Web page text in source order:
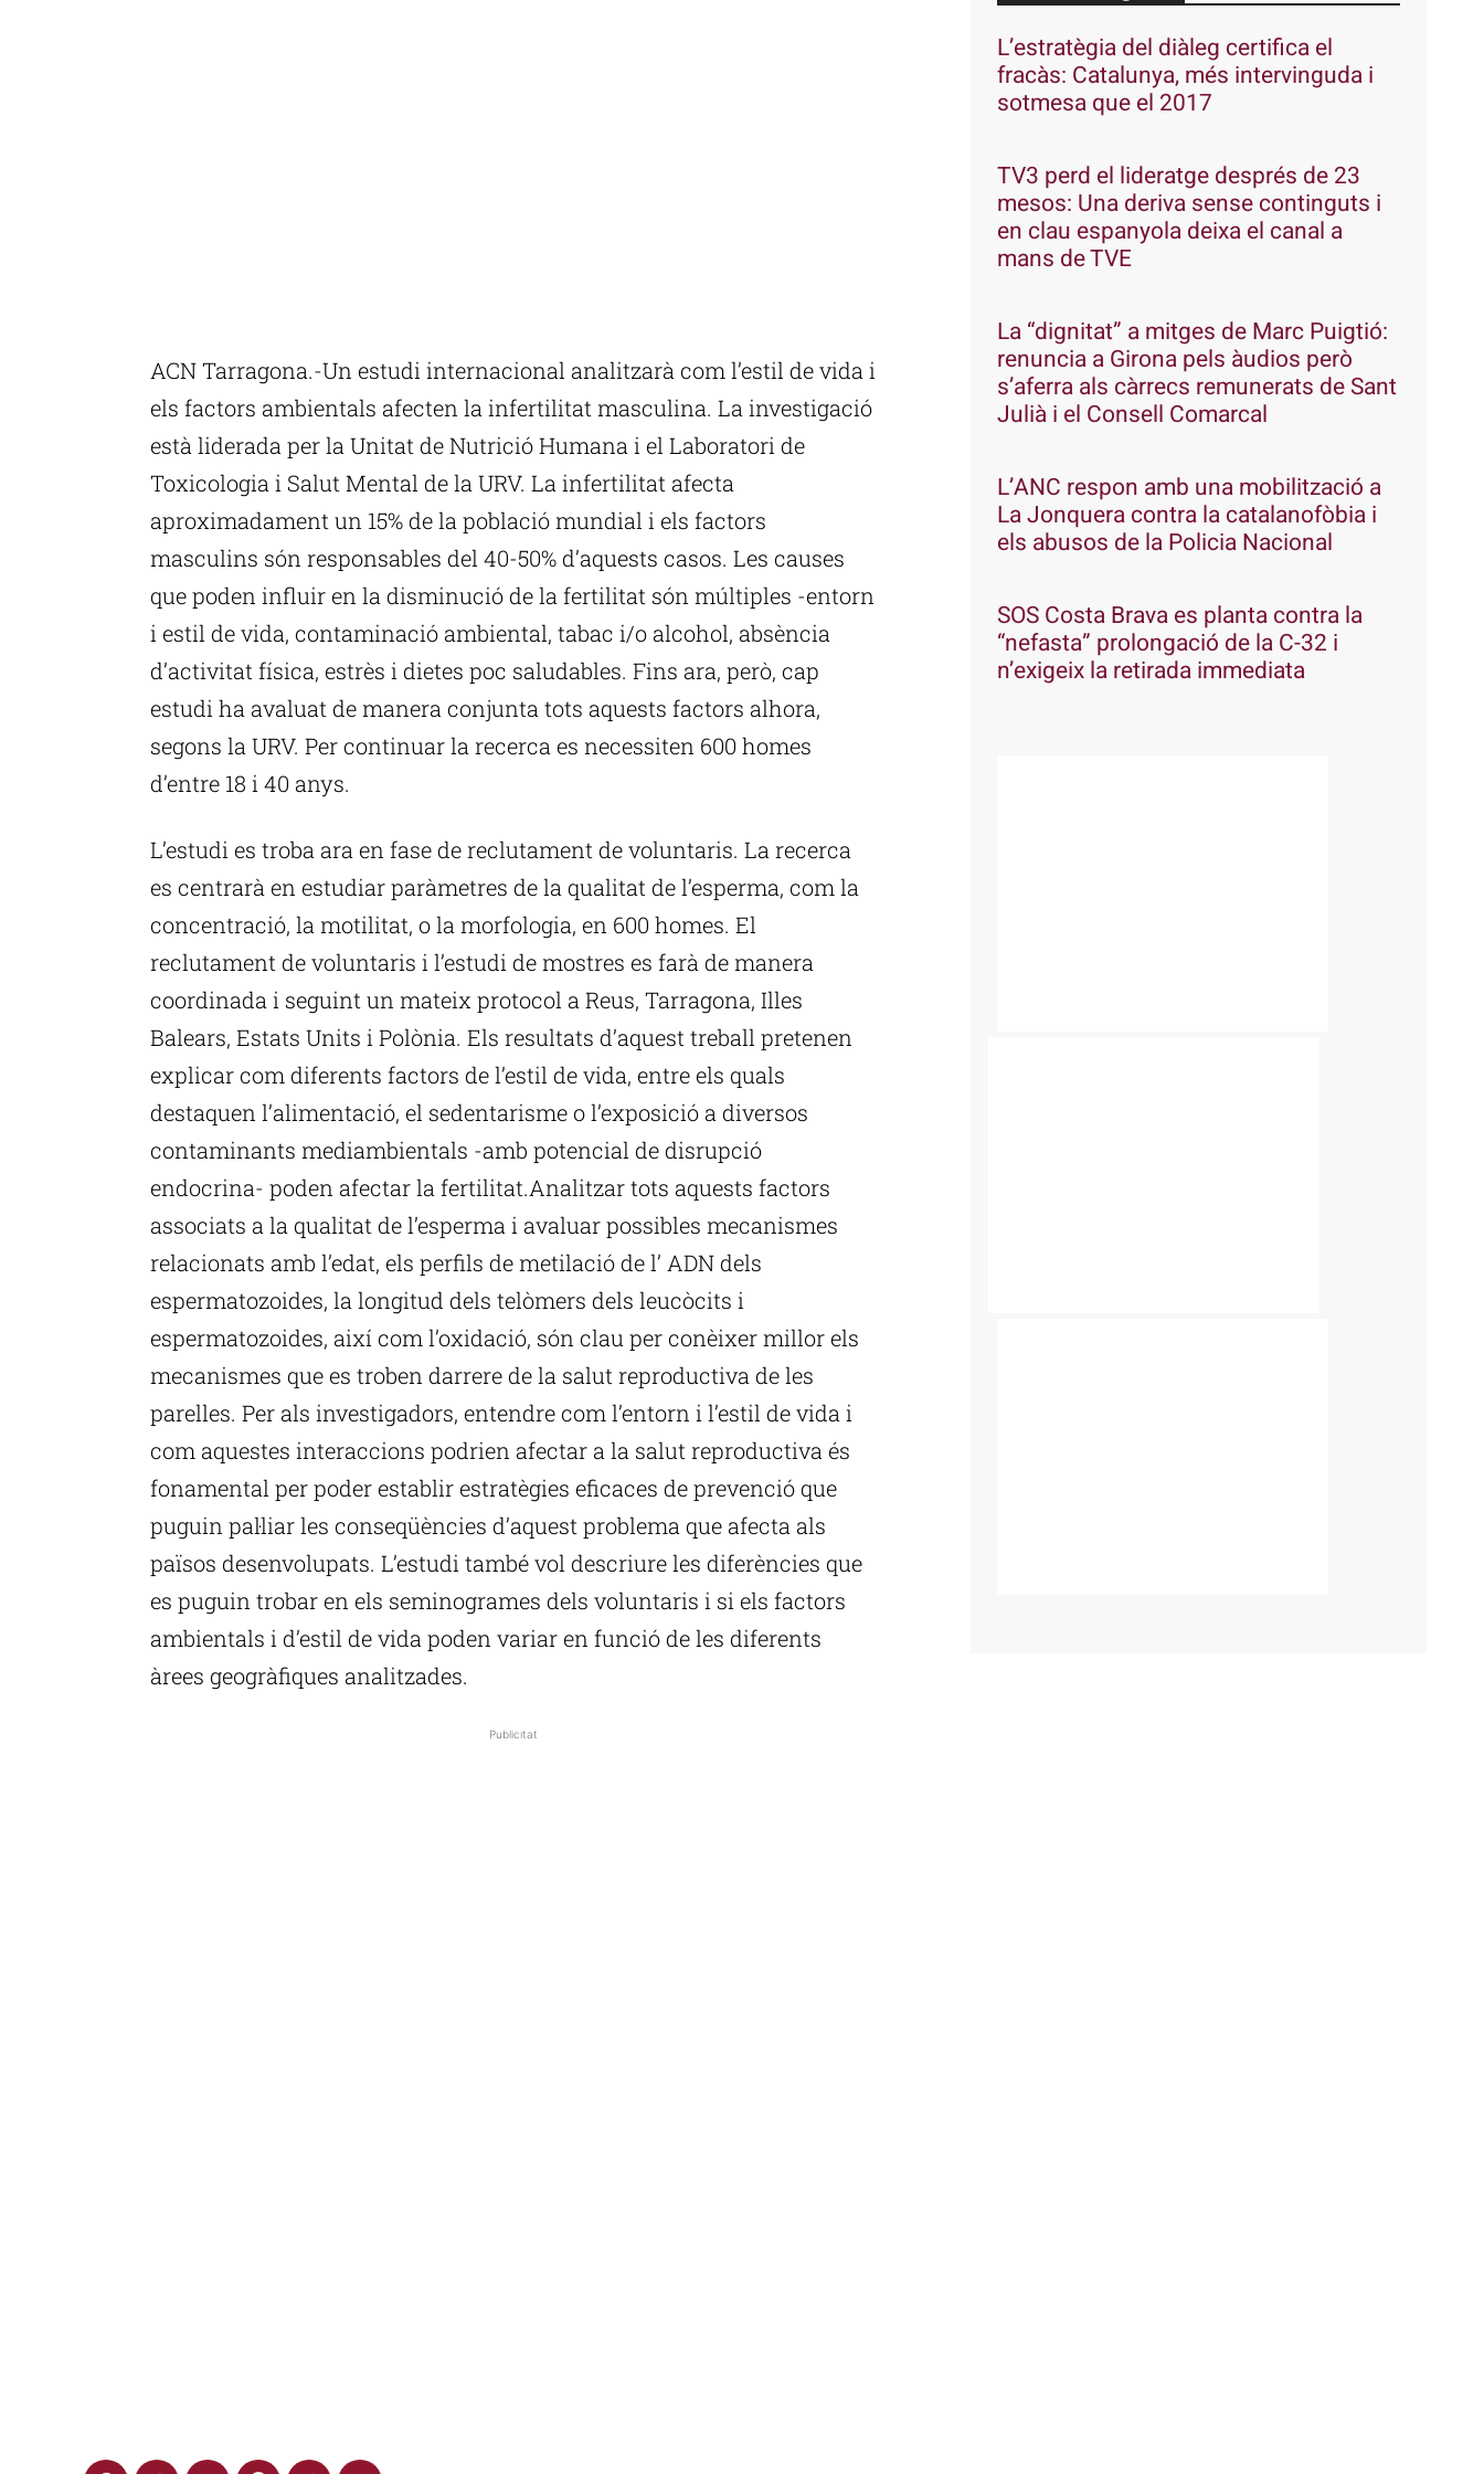
ACN Tarragona.-Un estudi internacional analitzarà com l’estil de vida i
els factors ambientals afecten la infertilitat masculina. La investigació
està liderada per la Unitat de Nutrició Humana i el Laboratori de
Toxicologia i Salut Mental de la URV. La infertilitat afecta
aproximadament un 15% de la població mundial i els factors
masculins són responsables del 40-50% d’aquests casos. Les causes
que poden influir en la disminució de la fertilitat són múltiples -entorn
i estil de vida, contaminació ambiental, tabac i/o alcohol, absència
d’activitat física, estrès i dietes poc saludables. Fins ara, però, cap
estudi ha avaluat de manera conjunta tots aquests factors alhora,
segons la URV. Per continuar la recerca es necessiten 600 homes
d’entre 18 i 40 anys.
L’estudi es troba ara en fase de reclutament de voluntaris. La recerca
es centrarà en estudiar paràmetres de la qualitat de l’esperma, com la
concentració, la motilitat, o la morfologia, en 600 homes. El
reclutament de voluntaris i l’estudi de mostres es farà de manera
coordinada i seguint un mateix protocol a Reus, Tarragona, Illes
Balears, Estats Units i Polònia. Els resultats d’aquest treball pretenen
explicar com diferents factors de l’estil de vida, entre els quals
destaquen l’alimentació, el sedentarisme o l’exposició a diversos
contaminants mediambientals -amb potencial de disrupció
endocrina- poden afectar la fertilitat.Analitzar tots aquests factors
associats a la qualitat de l’esperma i avaluar possibles mecanismes
relacionats amb l’edat, els perfils de metilació de l’ ADN dels
espermatozoides, la longitud dels telòmers dels leucòcits i
espermatozoides, així com l’oxidació, són clau per conèixer millor els
mecanismes que es troben darrere de la salut reproductiva de les
parelles. Per als investigadors, entendre com l’entorn i l’estil de vida i
com aquestes interaccions podrien afectar a la salut reproductiva és
fonamental per poder establir estratègies eficaces de prevenció que
puguin pal·liar les conseqüències d’aquest problema que afecta als
països desenvolupats. L’estudi també vol descriure les diferències que
es puguin trobar en els seminogrames dels voluntaris i si els factors
ambientals i d’estil de vida poden variar en funció de les diferents
àrees geogràfiques analitzades.
Publicitat
L’estratègia del diàleg certifica el
fracàs: Catalunya, més intervinguda i
sotmesa que el 2017
TV3 perd el lideratge després de 23
mesos: Una deriva sense continguts i
en clau espanyola deixa el canal a
mans de TVE
La “dignitat” a mitges de Marc Puigtió:
renuncia a Girona pels àudios però
s’aferra als càrrecs remunerats de Sant
Julià i el Consell Comarcal
L’ANC respon amb una mobilització a
La Jonquera contra la catalanofòbia i
els abusos de la Policia Nacional
SOS Costa Brava es planta contra la
“nefasta” prolongació de la C-32 i
n’exigeix la retirada immediata